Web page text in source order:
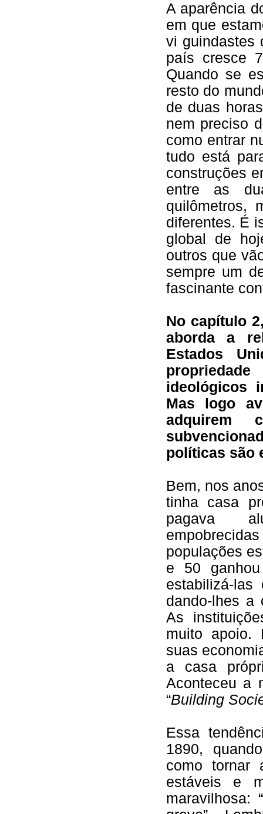
A aparência
em que
vi guindastes
país cresce
Quando se
resto do
de duas
nem preciso
como entrar
tudo está
construções
entre as
quilômetros,
diferentes. É
global de
outros que
sempre um
fascinante
No capítulo
aborda a
Estados
ideológicos
Mas logo
adquirem
políticas são
Bem, nos
tinha casa
pagava
populações
e 50
estabilizá-
dando-lhes a
As
muito apoio.
suas
a casa
Aconteceu a
“Building
Essa
1890,
como tornar
estáveis e
maravilhosa: